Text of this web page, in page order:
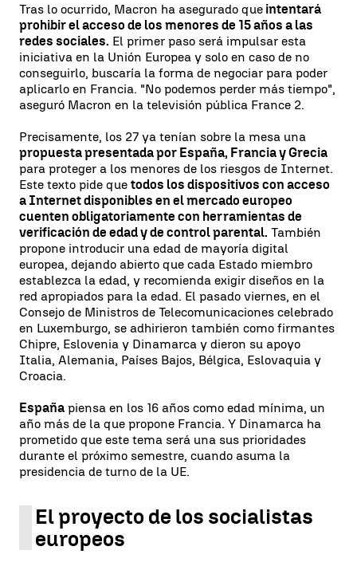
Tras lo ocurrido, Macron ha asegurado que intentará
prohibir el acceso de los menores de 15 años a las
redes sociales. El primer paso será impulsar esta
iniciativa en la Unión Europea y solo en caso de no
conseguirlo, buscaría la forma de negociar para poder
aplicarlo en Francia. "No podemos perder más tiempo",
aseguró Macron en la televisión pública France 2.
Precisamente, los 27 ya tenían sobre la mesa una
propuesta presentada por España, Francia y Grecia
para proteger a los menores de los riesgos de Internet.
Este texto pide que todos los dispositivos con acceso
a Internet disponibles en el mercado europeo
cuenten obligatoriamente con herramientas de
verificación de edad y de control parental. También
propone introducir una edad de mayoría digital
europea, dejando abierto que cada Estado miembro
establezca la edad, y recomienda exigir diseños en la
red apropiados para la edad. El pasado viernes, en el
Consejo de Ministros de Telecomunicaciones celebrado
en Luxemburgo, se adhirieron también como firmantes
Chipre, Eslovenia y Dinamarca y dieron su apoyo
Italia, Alemania, Países Bajos, Bélgica, Eslovaquia y
Croacia.
España piensa en los 16 años como edad mínima, un
año más de la que propone Francia. Y Dinamarca ha
prometido que este tema será una sus prioridades
durante el próximo semestre, cuando asuma la
presidencia de turno de la UE.
El proyecto de los socialistas
europeos